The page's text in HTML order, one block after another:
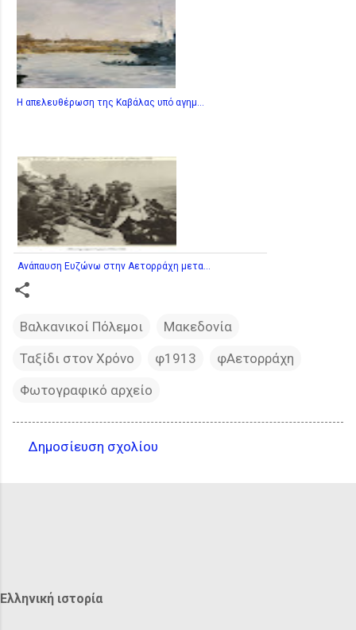
Η απελευθέρωση της Καβάλας υπό αγημ...
Ανάπαυση Ευζώνω στην Αετορράχη μετα...
Βαλκανικοί Πόλεμοι
Μακεδονία
Ταξίδι στον Χρόνο
φ1913
φΑετορράχη
Φωτογραφικό αρχείο
Δημοσίευση σχολίου
Ελληνική ιστορία